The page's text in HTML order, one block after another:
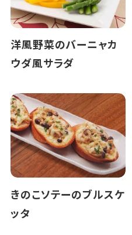
洋風野菜のバーニャカ
ウダ風サラダ
きのこソテーのブルスケ
ッタ